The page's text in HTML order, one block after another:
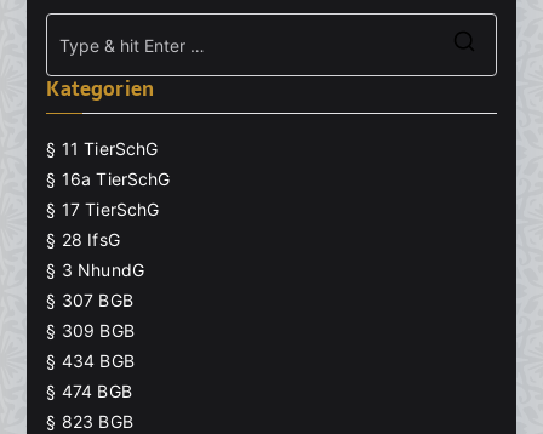
Kategorien
§ 11 TierSchG
§ 16a TierSchG
§ 17 TierSchG
§ 28 IfsG
§ 3 NhundG
§ 307 BGB
§ 309 BGB
§ 434 BGB
§ 474 BGB
§ 823 BGB